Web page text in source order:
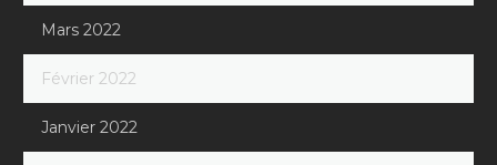
Mars 2022
Février 2022
Janvier 2022